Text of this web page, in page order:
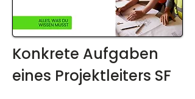
Konkrete Aufgaben
eines Projektleiters SF